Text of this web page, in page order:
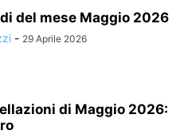
del mese Maggio 2026
- 29 Aprile 2026
di Maggio 2026: